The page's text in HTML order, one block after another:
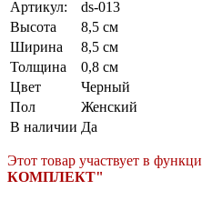
Артикул:
ds-013
Высота
8,5 см
Ширина
8,5 см
Толщина
0,8 см
Цвет
Черный
Пол
Женский
В наличии Да
Этот товар участвует в
КОМПЛЕКТ"